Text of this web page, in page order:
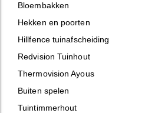
Bloembakken
Hekken en poorten
Hillfence tuinafscheiding
Redvision Tuinhout
Thermovision Ayous
Buiten spelen
Tuintimmerhout